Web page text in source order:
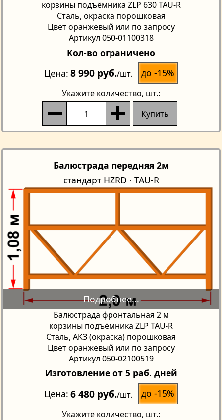
корзины подъёмника ZLP 630 TAU-R
Сталь, окраска порошковая
Цвет оранжевый или по запросу
Артикул 050-01100318
Кол-во ограничено
Цена 8 990 руб./шт. до -15%
Укажите количество, шт.:
Купить
Балюстрада передняя 2м
стандарт HZRD · TAU-R
Балюстрада фронтальная 2 м
корзины подъёмника ZLP TAU-R
Сталь, АКЗ (окраска) порошковая
Цвет оранжевый или по запросу
Артикул 050-02100519
Изготовление от 5 раб. дней
Цена 6 480 руб./шт. до -15%
Укажите количество, шт.: